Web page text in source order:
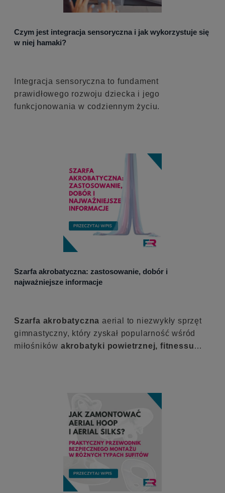
Czym jest integracja sensoryczna i jak wykorzystuje się
w niej hamaki?
Integracja sensoryczna to fundament
prawidłowego rozwoju dziecka i jego
funkcjonowania w codziennym życiu.
Szarfa akrobatyczna: zastosowanie, dobór i
najważniejsze informacje
Szarfa akrobatyczna aerial to niezwykły sprzęt
gimnastyczny, który zyskał popularność wśród
miłośników akrobatyki powietrznej, fitnessu
artystycznej ekspresji – pełną emocji, siły i